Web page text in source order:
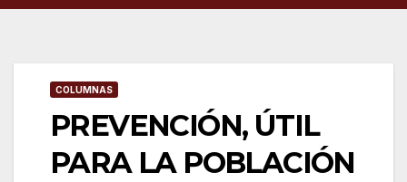
COLUMNAS
PREVENCIÓN, ÚTIL
PARA LA POBLACIÓN